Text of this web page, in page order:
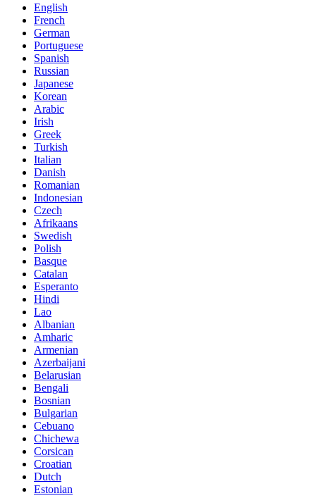
English
French
German
Portuguese
Spanish
Russian
Japanese
Korean
Arabic
Irish
Greek
Turkish
Italian
Danish
Romanian
Indonesian
Czech
Afrikaans
Swedish
Polish
Basque
Catalan
Esperanto
Hindi
Lao
Albanian
Amharic
Armenian
Azerbaijani
Belarusian
Bengali
Bosnian
Bulgarian
Cebuano
Chichewa
Corsican
Croatian
Dutch
Estonian